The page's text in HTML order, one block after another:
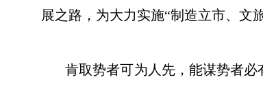
展之路，为大力实施“制造立市、文
肯取势者可为人先，能谋势者必